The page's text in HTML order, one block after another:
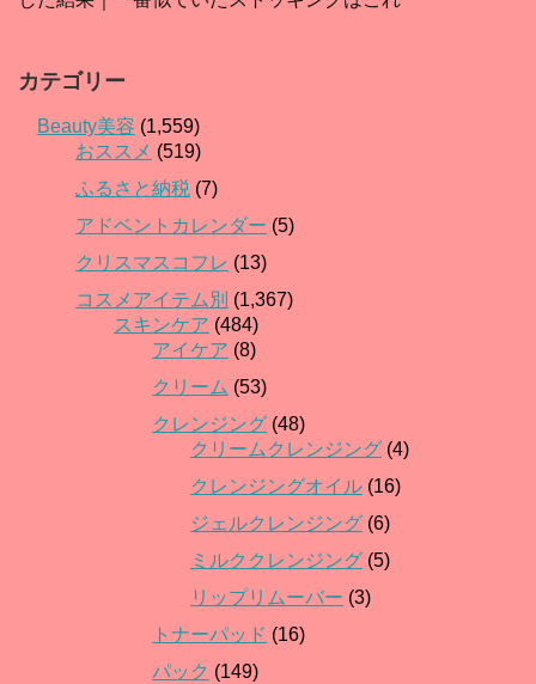
カテゴリー
Beauty美容 (1,559)
おススメ (519)
ふるさと納税 (7)
アドベントカレンダー (5)
クリスマスコフレ (13)
コスメアイテム別 (1,367)
スキンケア (484)
アイケア (8)
クリーム (53)
クレンジング (48)
クリームクレンジング (4)
クレンジングオイル (16)
ジェルクレンジング (6)
ミルククレンジング (5)
リップリムーバー (3)
トナーパッド (16)
パック (149)